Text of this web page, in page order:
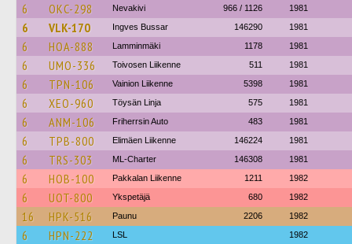
6 OKC-298 Nevakivi 966 / 1126 1981
6 VLK-170 Ingves Bussar 146290 1981
6 HOA-888 Lamminmäki 1178 1981
6 UMO-336 Toivosen Liikenne 511 1981
6 TPN-106 Vainion Liikenne 5398 1981
6 XEO-960 Töysän Linja 575 1981
6 ANM-106 Friherrsin Auto 483 1981
6 TPB-800 Elimäen Liikenne 146224 1981
6 TRS-303 ML-Charter 146308 1981
6 HOB-100 Pakkalan Liikenne 1211 1982
6 UOT-800 Ykspetäjä 680 1982
16 HPK-516 Paunu 2206 1982
6 HPN-222 LSL 1982